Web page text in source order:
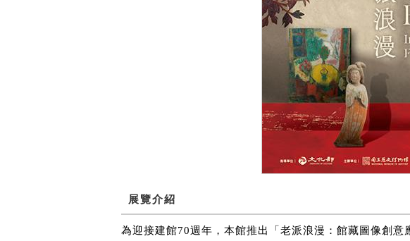
展覽介紹
為迎接建館70週年，本館推出「老派浪漫：館藏圖像創意